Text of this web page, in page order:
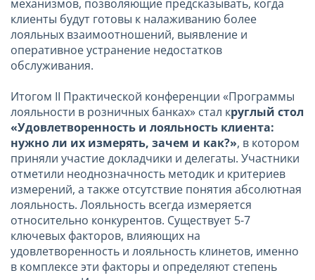
механизмов, позволяющие предсказывать, когда
клиенты будут готовы к налаживанию более
лояльных взаимоотношений, выявление и
оперативное устранение недостатков
обслуживания.
Итогом II Практической конференции «Программы
лояльности в розничных банках» стал круглый стол
«Удовлетворенность и лояльность клиента:
нужно ли их измерять, зачем и как?», в котором
приняли участие докладчики и делегаты. Участники
отметили неоднозначность методик и критериев
измерений, а также отсутствие понятия абсолютная
лояльность. Лояльность всегда измеряется
относительно конкурентов. Существует 5-7
ключевых факторов, влияющих на
удовлетворенность и лояльность клинетов, именно
в комплексе эти факторы и определяют степень